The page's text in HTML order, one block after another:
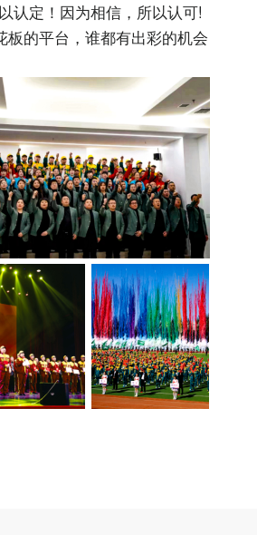
认定！因为相信，所以认可!
板的平台，谁都有出彩的机会